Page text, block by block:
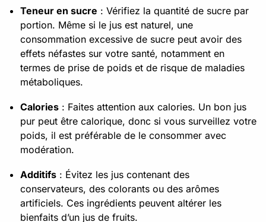
Teneur en sucre : Vérifiez la quantité de sucre par
portion. Même si le jus est naturel, une
consommation excessive de sucre peut avoir des
effets néfastes sur votre santé, notamment en
termes de prise de poids et de risque de maladies
métaboliques.
Calories : Faites attention aux calories. Un bon jus
pur peut être calorique, donc si vous surveillez votre
poids, il est préférable de le consommer avec
modération.
Additifs : Évitez les jus contenant des
conservateurs, des colorants ou des arômes
artificiels. Ces ingrédients peuvent altérer les
bienfaits d’un jus de fruits.